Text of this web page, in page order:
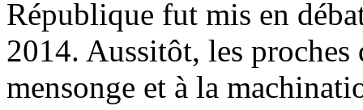
République fut mis en
2014. Aussitôt, les
mensonge et à la